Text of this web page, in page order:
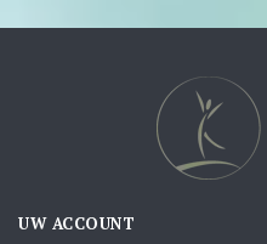
UW ACCOUNT